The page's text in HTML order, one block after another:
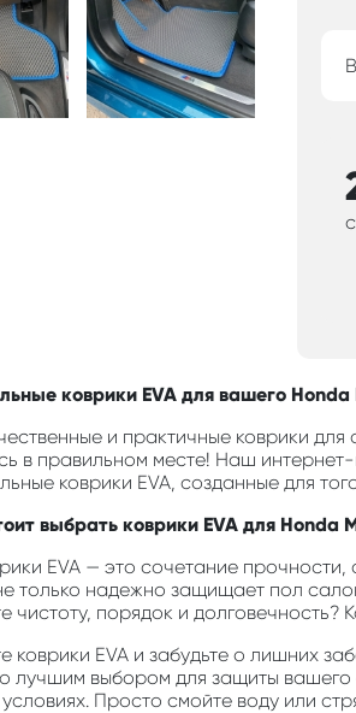
коврики EVA для вашего
и практичные коврики
в правильном месте! Наш
коврики EVA, созданные для
выбрать коврики EVA для
EVA — это сочетание прочности,
только надежно защищает пол
чистоту, порядок и
коврики EVA и забудьте о лишних
лучшим выбором для защиты
Просто смойте воду или